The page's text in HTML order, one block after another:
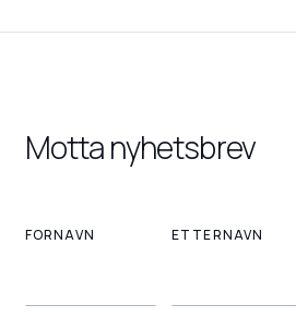
Motta nyhetsbrev
FORNAVN ETTERNAVN